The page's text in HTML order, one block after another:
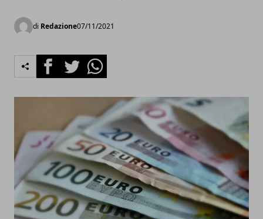
di Redazione07/11/2021
FacebookTwitterWhatsapp